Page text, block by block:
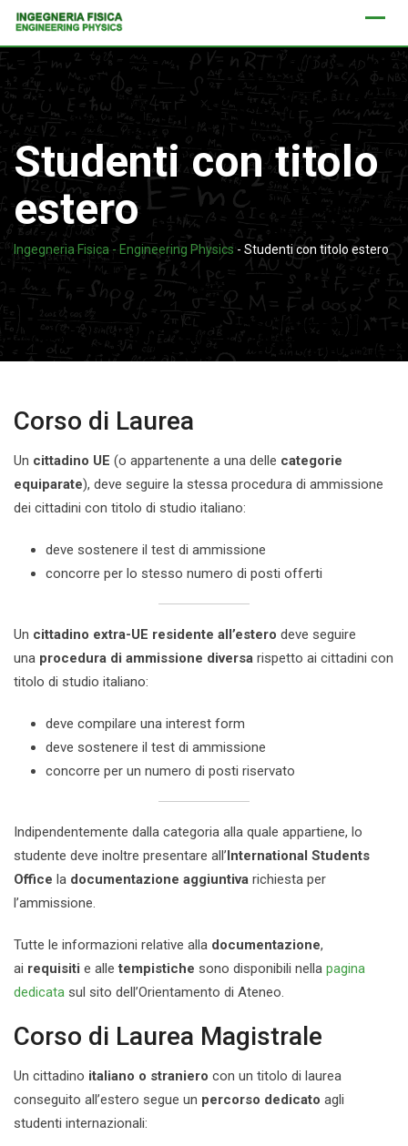
Skip
content
Studenti con titolo
estero
Ingegneria Fisica - Engineering Physics - Studenti con titolo estero
Corso di Laurea
Un cittadino UE (o appartenente a una delle categorie
equiparate), deve seguire la stessa procedura di ammissione
dei cittadini con titolo di studio italiano:
deve sostenere il test di ammissione
concorre per lo stesso numero di posti offerti
Un cittadino extra-UE residente all’estero deve seguire
una procedura di ammissione diversa rispetto ai cittadini con
titolo di studio italiano:
deve compilare una interest form
deve sostenere il test di ammissione
concorre per un numero di posti riservato
Indipendentemente dalla categoria alla quale appartiene, lo
studente deve inoltre presentare all’International Students
Office la documentazione aggiuntiva richiesta per
l’ammissione.
Tutte le informazioni relative alla documentazione,
ai requisiti e alletempistiche sono disponibili nella pagina
dedicata sul sito dell’Orientamento di Ateneo.
Corso di Laurea Magistrale
Un cittadino italiano o straniero con un titolo di laurea
conseguito all’estero segue un percorso dedicato agli
studenti internazionali: